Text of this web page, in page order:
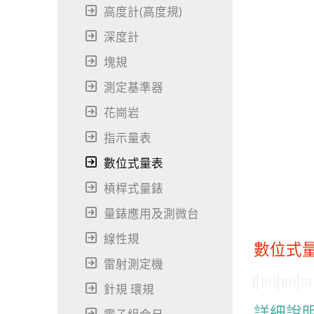
高度計(高度規)
深度計
塊規
測定基準器
花崗岩
指示量表
數位式量表
槓桿式量錶
量錶應用及測微台
線性規
雷射測定機
針規 環規
數位式